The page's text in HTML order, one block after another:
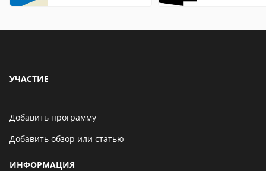
УЧАСТИЕ
Добавить программу
Добавить обзор или статью
ИНФОРМАЦИЯ